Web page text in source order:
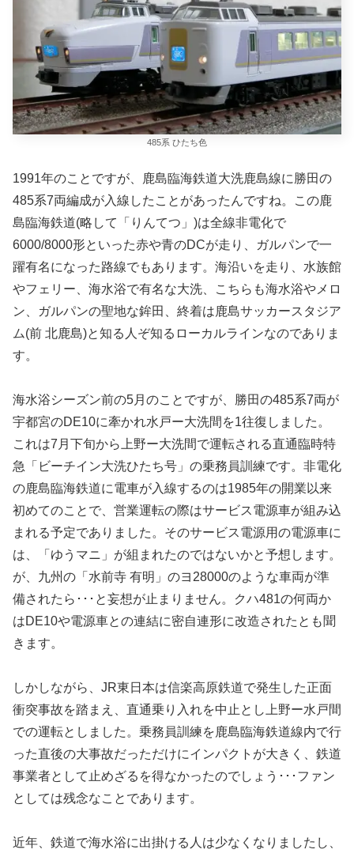
485系 ひたち色
1991年のことですが、鹿島臨海鉄道大洗鹿島線に勝田の
485系7両編成が入線したことがあったんですね。この鹿
島臨海鉄道(略して「りんてつ」)は全線非電化で
6000/8000形といった赤や青のDCが走り、ガルパンで一
躍有名になった路線でもあります。海沿いを走り、水族館
やフェリー、海水浴で有名な大洗、こちらも海水浴やメロ
ン、ガルパンの聖地な鉾田、終着は鹿島サッカースタジア
ム(前 北鹿島)と知る人ぞ知るローカルラインなのでありま
す。
海水浴シーズン前の5月のことですが、勝田の485系7両が
宇都宮のDE10に牽かれ水戸ー大洗間を1往復しました。
これは7月下旬から上野ー大洗間で運転される直通臨時特
急「ビーチイン大洗ひたち号」の乗務員訓練です。非電化
の鹿島臨海鉄道に電車が入線するのは1985年の開業以来
初めてのことで、営業運転の際はサービス電源車が組み込
まれる予定でありました。そのサービス電源用の電源車に
は、「ゆうマニ」が組まれたのではないかと予想します。
が、九州の「水前寺 有明」のヨ28000のような車両が準
備されたら･･･と妄想が止まりません。クハ481の何両か
はDE10や電源車との連結に密自連形に改造されたとも聞
きます。
しかしながら、JR東日本は信楽高原鉄道で発生した正面
衝突事故を踏まえ、直通乗り入れを中止とし上野ー水戸間
での運転としました。乗務員訓練を鹿島臨海鉄道線内で行
った直後の大事故だっただけにインパクトが大きく、鉄道
事業者として止めざるを得なかったのでしょう･･･ファン
としては残念なことであります。
近年、鉄道で海水浴に出掛ける人は少なくなりましたし、